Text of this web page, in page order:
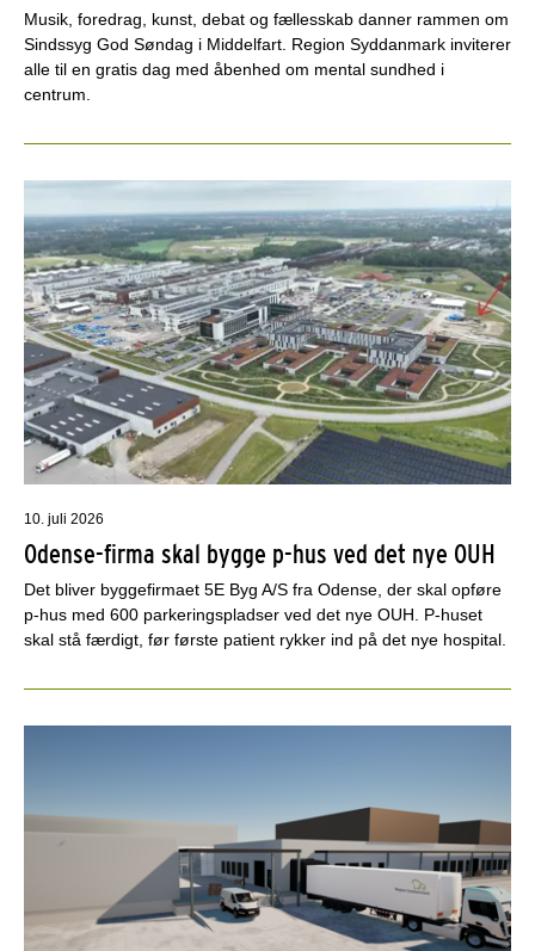
Musik, foredrag, kunst, debat og fællesskab danner rammen om
Sindssyg God Søndag i Middelfart. Region Syddanmark inviterer
alle til en gratis dag med åbenhed om mental sundhed i
centrum.
10. juli 2026
Odense-firma skal bygge p-hus ved det nye OUH
Det bliver byggefirmaet 5E Byg A/S fra Odense, der skal opføre
p-hus med 600 parkeringspladser ved det nye OUH. P-huset
skal stå færdigt, før første patient rykker ind på det nye hospital.